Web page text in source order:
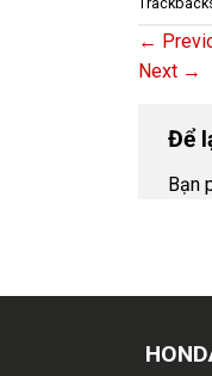
←
Next →
Để
Bạn